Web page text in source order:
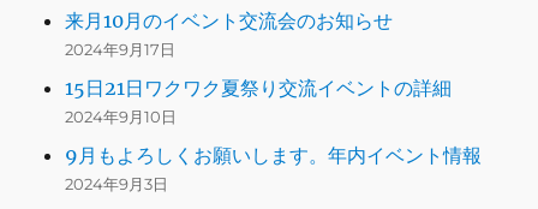
来月10月のイベント交流会のお知らせ
2024年9月17日
15日21日ワクワク夏祭り交流イベントの詳細
2024年9月10日
9月もよろしくお願いします。年内イベント情報
2024年9月3日